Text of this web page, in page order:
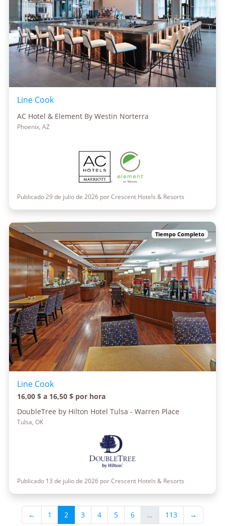
Line Cook
AC Hotel & Element By Westin Norterra
Phoenix, AZ
Publicado 29 de julio de 2026 por Crescent Hotels & Resorts
Tiempo Completo
Line Cook
16,00 $ a 16,50 $ por hora
DoubleTree by Hilton Hotel Tulsa - Warren Place
Tulsa, OK
Publicado 13 de julio de 2026 por Crescent Hotels & Resorts
← 1 2 3 4 5 6 … 113 →